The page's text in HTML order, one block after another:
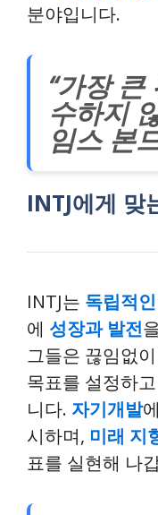
분야입니다.
“가장
수하지
임스 본
INTJ에게 맞
INTJ는 독립적
에 성장과 발전
그들은 끊임없
목표를 설정하
니다. 자기개발
시하며, 미래 지
표를 실현해 나